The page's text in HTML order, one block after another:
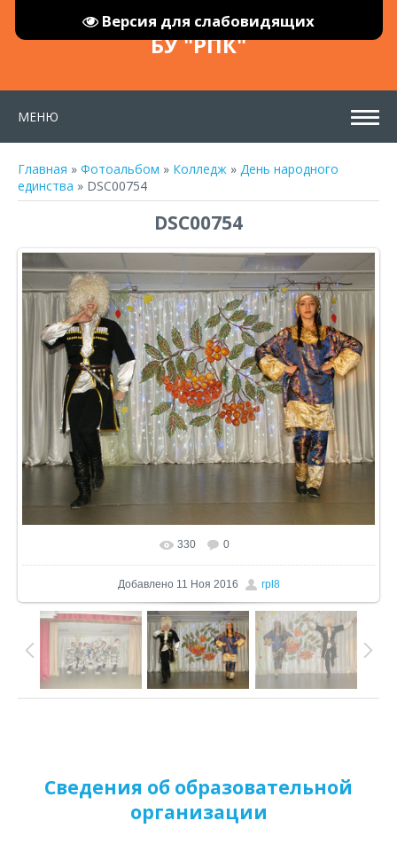
Версия для слабовидящих
БУ "РПК"
МЕНЮ
Главная » Фотоальбом » Колледж » День народного
единства » DSC00754
DSC00754
В реальном размере 1024x791
330 0
Добавлено11 Ноя 2016 rpl8
Сведения об образовательной
организации